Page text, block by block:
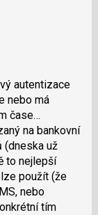
autentizace
nebo má
čase…
na bankovní
(dneska už
to nejlepší
použít (že
nebo
tím